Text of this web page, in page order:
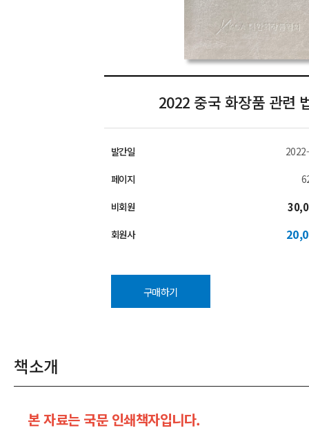
2022 중국 화장품 관련
발간일
페이지
비회원
회원사
구매하기
책소개
본 자료는 국문 인쇄책자입니다.